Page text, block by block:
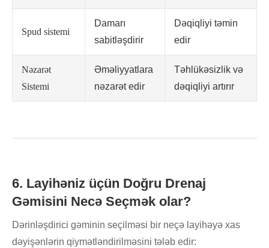
Spud sistemi
Damarı
sabitləşdirir
Dəqiqliyi təmin
edir
Nəzarət
Sistemi
Əməliyyatlara
nəzarət edir
Təhlükəsizlik və
dəqiqliyi artırır
6. Layihəniz üçün Doğru Drenaj
Gəmisini Necə Seçmək olar?
Dərinləşdirici gəminin seçilməsi bir neçə layihəyə xas
dəyişənlərin qiymətləndirilməsini tələb edir: